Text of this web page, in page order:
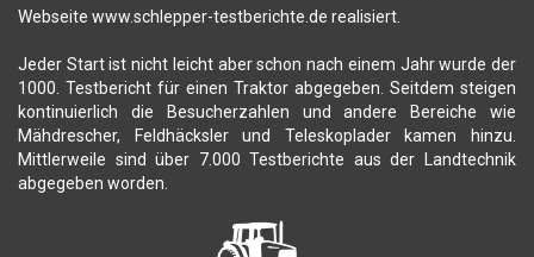
Webseite www.schlepper-testberichte.de realisiert.
Jeder Start ist nicht leicht aber schon nach einem Jahr wurde der
1000. Testbericht für einen Traktor abgegeben. Seitdem steigen
kontinuierlich die Besucherzahlen und andere Bereiche wie
Mähdrescher, Feldhäcksler und Teleskoplader kamen hinzu.
Mittlerweile sind über 7.000 Testberichte aus der Landtechnik
abgegeben worden.